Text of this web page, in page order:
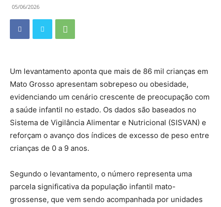
05/06/2026
Um levantamento aponta que mais de 86 mil crianças em
Mato Grosso apresentam sobrepeso ou obesidade,
evidenciando um cenário crescente de preocupação com
a saúde infantil no estado. Os dados são baseados no
Sistema de Vigilância Alimentar e Nutricional (SISVAN) e
reforçam o avanço dos índices de excesso de peso entre
crianças de 0 a 9 anos.
Segundo o levantamento, o número representa uma
parcela significativa da população infantil mato-
grossense, que vem sendo acompanhada por unidades